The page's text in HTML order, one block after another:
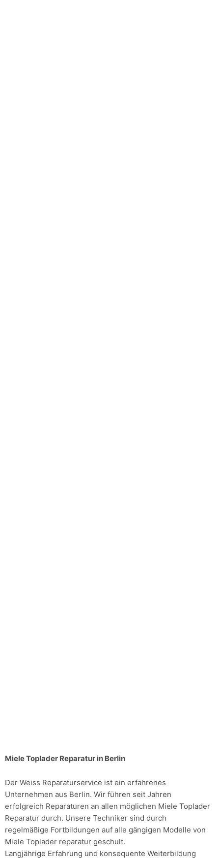
Miele Toplader Reparatur in Berlin
Der Weiss Reparaturservice ist ein erfahrenes
Unternehmen aus Berlin. Wir führen seit Jahren
erfolgreich Reparaturen an allen möglichen Miele Toplader
Reparatur durch. Unsere Techniker sind durch
regelmäßige Fortbildungen auf alle gängigen Modelle von
Miele Toplader reparatur geschult.
Langjährige Erfahrung und konsequente Weiterbildung